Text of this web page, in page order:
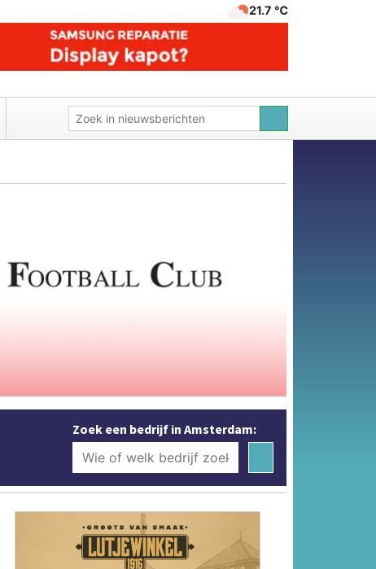
21.7 ℃
Zoek een bedrijf in Amsterdam: